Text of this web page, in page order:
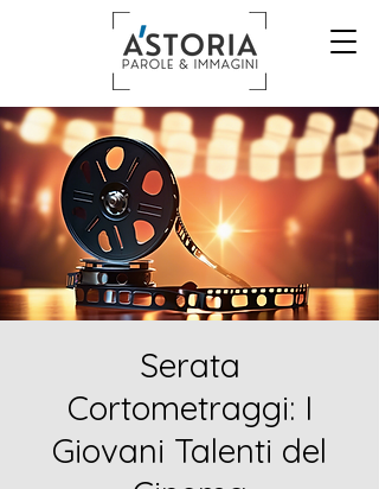
Serata
Cortometraggi: I
Giovani Talenti del